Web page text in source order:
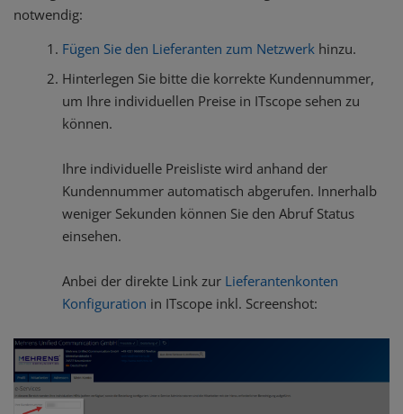
notwendig:
Fügen Sie den Lieferanten zum Netzwerkhinzu.
Hinterlegen Sie bitte die korrekte Kundennummer,
um Ihre individuellen Preise in ITscope sehen zu
können.
Ihre individuelle Preisliste wird anhand der
Kundennummer automatisch abgerufen. Innerhalb
weniger Sekunden können Sie den Abruf Status
einsehen.
Anbei der direkte Link zur Lieferantenkonten
Konfiguration in ITscope inkl. Screenshot: